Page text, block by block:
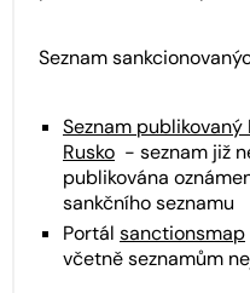
Seznam
Seznam publikovaný
Rusko - seznam již
publikována
sankčního seznamu
Portál sanctionsmap
včetně seznamům